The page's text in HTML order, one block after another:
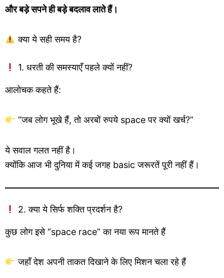
और बड़े सपने ही बड़े बदलाव लाते हैं।
क्या ये सही समय है?
1. धरती की समस्याएँ पहले क्यों नहीं?
आलोचक कहते हैं:
“जब लोग भूखे हैं, तो अरबों रुपये space पर क्यों खर्च?”
ये सवाल गलत नहीं है।
क्योंकि आज भी दुनिया में कई जगह basic जरूरतें पूरी नहीं हैं।
2. क्या ये सिर्फ शक्ति प्रदर्शन है?
कुछ लोग इसे “space race” का नया रूप मानते हैं
जहाँ देश अपनी ताकत दिखाने के लिए मिशन चला रहे हैं